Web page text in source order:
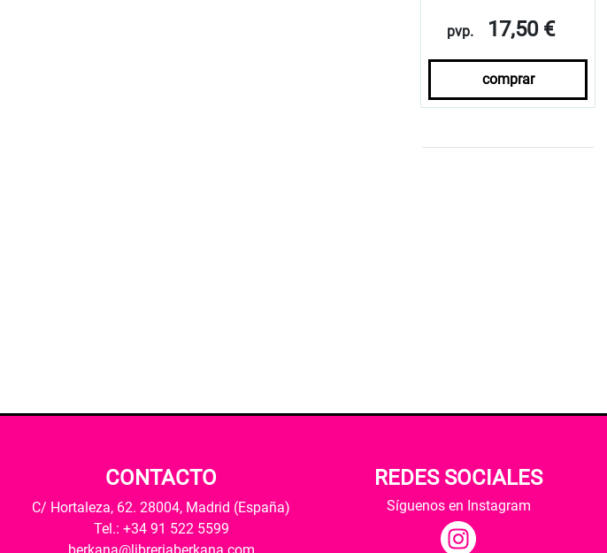
pvp. 17,50 €
comprar
CONTACTO
C/ Hortaleza, 62. 28004, Madrid (España)
Tel.: +34 91 522 5599
REDES SOCIALES
Síguenos en Instagram